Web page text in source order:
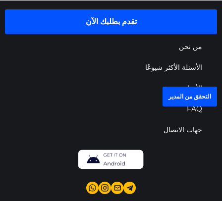
من نحن
الأسئلة الأكثر شيوعًا
الأخبار
FAQ
جهات الاتصال
تقدم بطلبك الآن
التحقق من المدير